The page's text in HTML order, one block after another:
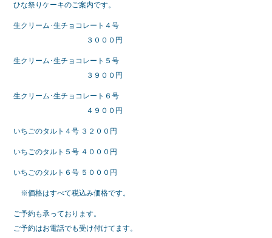
ひな祭りケーキのご案内です。
生クリーム･生チョコレート４号
３０００円
生クリーム･生チョコレート５号
３９００円
生クリーム･生チョコレート６号
４９００円
いちごのタルト４号 ３２００円
いちごのタルト５号 ４０００円
いちごのタルト６号 ５０００円
※価格はすべて税込み価格です。
ご予約も承っております。
ご予約はお電話でも受け付けてます。